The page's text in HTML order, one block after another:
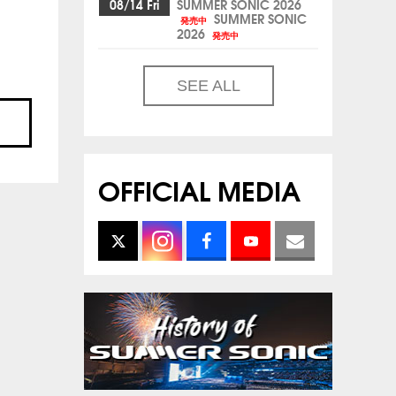
08/14 Fri SUMMER SONIC 2026
発売中 SUMMER SONIC
2026 発売中
SEE ALL
OFFICIAL MEDIA